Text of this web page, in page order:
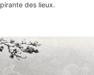
des lieux.